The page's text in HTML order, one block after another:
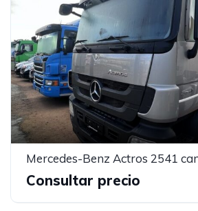
Consultar precio